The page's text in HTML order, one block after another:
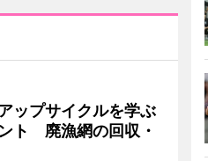
ップサイクルを学ぶ
ト 廃漁網の回収・